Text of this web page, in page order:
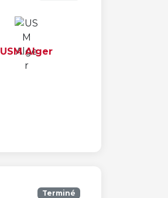
USM Alger
Terminé